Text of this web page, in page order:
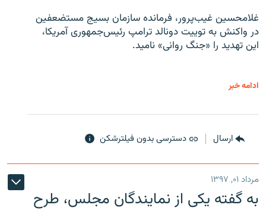
غلامحسین غیب‌پرور، فرمانده سازمان بسیج مستضعفین
در واکنش به توییت دونالد ترامپ رئیس‌جمهوری آمریکا،
این تهدید را «جنگ روانی» نامید.
ادامه خبر
ارسال دسترسی بدون فیلترشکن
مرداد ۰۱, ۱۳۹۷
به گفته یکی از نمایندگان مجلس، طرح